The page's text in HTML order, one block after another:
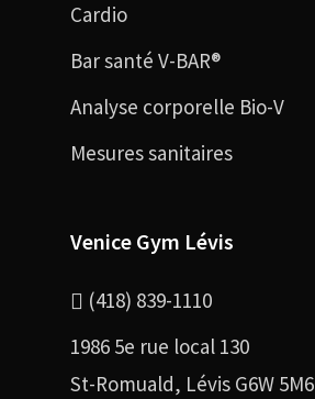
Cardio
Bar santé V-BAR®
Analyse corporelle Bio-V
Mesures sanitaires
Venice Gym Lévis
(418) 839-1110
1986 5e rue local 130
St-Romuald, Lévis G6W 5M6